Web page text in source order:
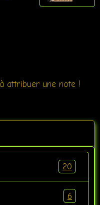
attribuer une note !
20
6